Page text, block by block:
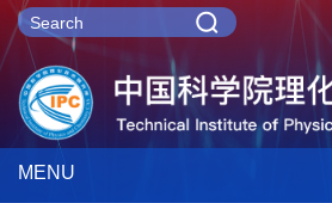
MENU